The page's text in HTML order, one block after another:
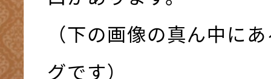
（下の画像の真ん中に
グです）